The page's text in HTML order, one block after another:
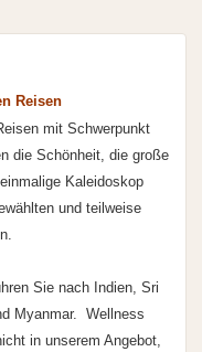
Reisen
mit Schwerpunkt
die Schönheit, die große
Kaleidoskop
und teilweise
Sie nach Indien, Sri
Myanmar. Wellness
in unserem Angebot,